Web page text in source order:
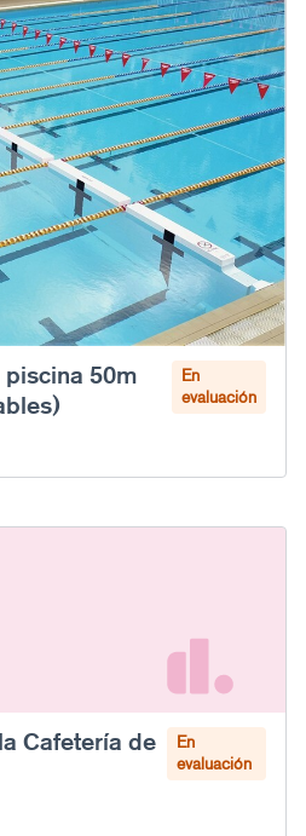
50m
En
evaluación
Cafetería de
En
evaluación